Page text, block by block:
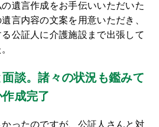
遺言作成をお手伝いいただいた
言内容の文案を用意いただき、
公証人に介護施設まで出張して
談。諸々の状況も鑑みて
成完了
ったのですが、公証人さんと対